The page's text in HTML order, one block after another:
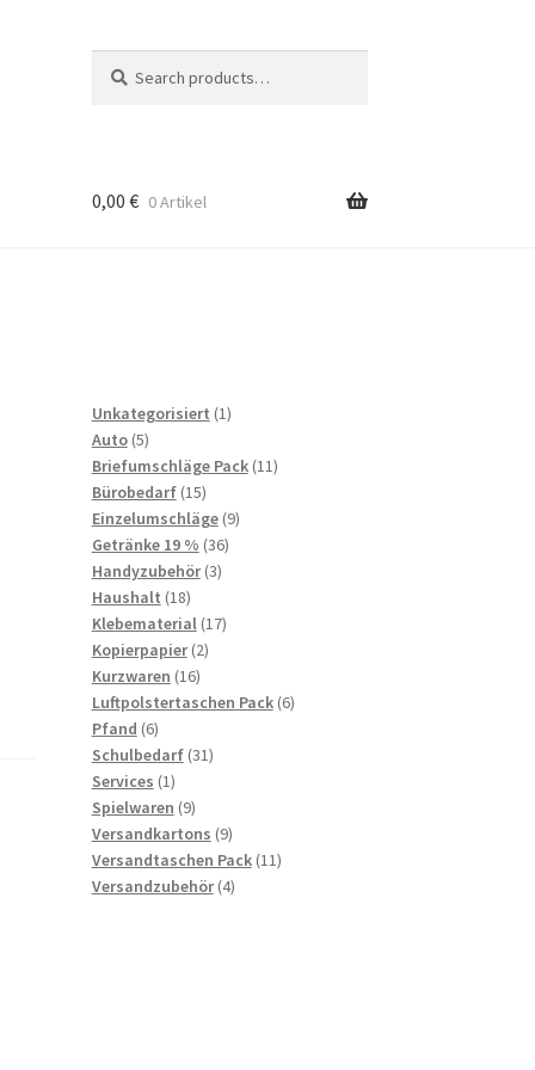
for:
0,00 € 0 Artikel
Unkategorisiert 11
Auto 55
products
Briefumschläge Pack 1111
Bürobedarf 1515
products
Einzelumschläge 99
Getränke 19 % 3636
Handyzubehör 33
Haushalt 1818
products
Klebematerial 1717
Kopierpapier 22
Kurzwaren 1616
products
Luftpolstertaschen Pack 66
Pfand 66
products
Schulbedarf 3131
Services 11
product
Spielwaren 99
products
Versandkartons 99
products
Versandtaschen Pack 1111
Versandzubehör 44